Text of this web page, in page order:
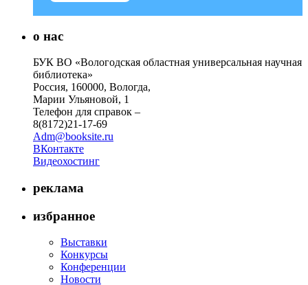
о нас
БУК ВО «Вологодская областная универсальная научная
библиотека»
Россия, 160000, Вологда,
Марии Ульяновой, 1
Телефон для справок –
8(8172)21-17-69
Adm@booksite.ru
ВКонтакте
Видеохостинг
реклама
избранное
Выставки
Конкурсы
Конференции
Новости